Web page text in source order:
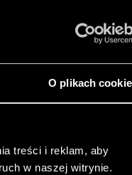
O plikach
treści i reklam, aby
w naszej witrynie.
świata
do sprawdzenia
rozsądniejszymi